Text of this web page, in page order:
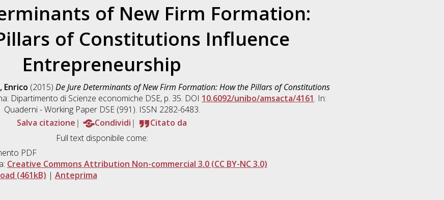
of New Firm Formation:
of Constitutions Influence
Entrepreneurship
Enrico (2015) De Jure Determinants of New Firm Formation: How the Pillars of Constitutions
Dipartimento di Scienze economiche DSE, p. 35. DOI 10.6092/unibo/amsacta/4161. In:
Quaderni - Working Paper DSE (991). ISSN 2282-6483.
Salva citazione
Condividi
Citato da
Full text disponibile come:
PDF
Creative Commons Attribution Non-commercial 3.0 (CC BY-NC 3.0)
(461kB) | Anteprima